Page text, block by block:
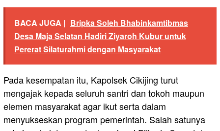
BACA JUGA | Bripka Soleh Bhabinkamtibmas
Desa Maja Selatan Hadiri Ziyaroh Kubur untuk
Pererat Silaturahmi dengan Masyarakat
Pada kesempatan itu, Kapolsek Cikijing turut
mengajak kepada seluruh santri dan tokoh maupun
elemen masyarakat agar ikut serta dalam
menyukseskan program pemerintah. Salah satunya